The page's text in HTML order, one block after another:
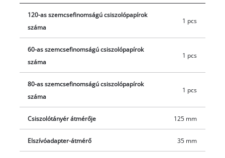
excentercsiszoló 2,5 mm-es rezgőkörrel és percenkénti 12 000
és 26 000 közötti rezgésszámmal dolgozik. A Softgrip borítású
pótfogantyú és az ergonomikus markolatok még huzamosabb
biztosítanak. A tiszta végeredményről és az alacsony
elszívórendszer gondoskodik. A 35 mm-es elszívóadaptert
használva száraz-nedves porszívóhoz is csatlakoztathatja a
készüléket. A 2 méter hosszú tápkábelnek köszönhetően nagy
sugarú körben dolgozhat.
120-as szemcsefinomságú csiszolópapírok
száma
1 pcs
60-as szemcsefinomságú csiszolópapírok
száma
1 pcs
80-as szemcsefinomságú csiszolópapírok
száma
1 pcs
Csiszolótányér átmérője 125 mm
Elszívóadapter-átmérő 35 mm